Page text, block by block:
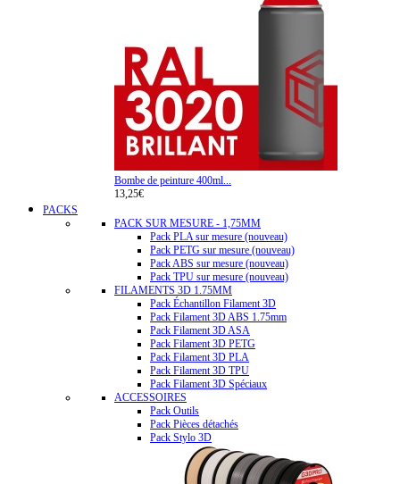
Bombe de peinture 400ml...
13,25€
PACKS
PACK SUR MESURE - 1,75MM
Pack PLA sur mesure (nouveau)
Pack PETG sur mesure (nouveau)
Pack ABS sur mesure (nouveau)
Pack TPU sur mesure (nouveau)
FILAMENTS 3D 1.75MM
Pack Échantillon Filament 3D
Pack Filament 3D ABS 1.75mm
Pack Filament 3D ASA
Pack Filament 3D PETG
Pack Filament 3D PLA
Pack Filament 3D TPU
Pack Filament 3D Spéciaux
ACCESSOIRES
Pack Outils
Pack Pièces détachés
Pack Stylo 3D